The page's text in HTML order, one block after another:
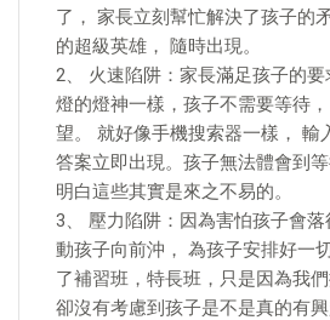
了， 家長立刻幫忙解決了孩子的
的超級英雄， 隨時出現。
2、 火速陷阱：家長滿足孩子的
燈的燈神一樣，孩子不需要等待
望。 就好像手機搜索器一樣， 輸
答案立即出現。孩子無法體會到
明白這些其實是來之不易的。
3、 壓力陷阱：因為害怕孩子會
動孩子向前沖， 為孩子安排好一
了補習班，特長班，只是因為我
卻沒有考慮到孩子是不是真的有興